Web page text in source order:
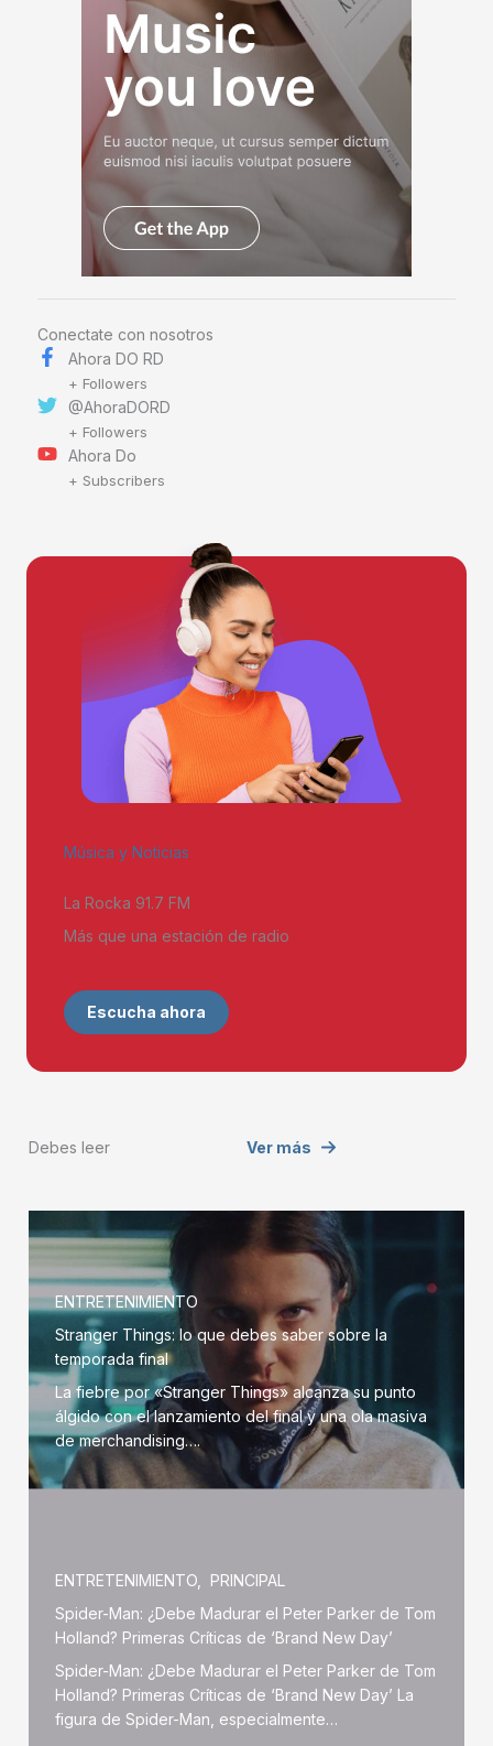
Conectate con nosotros
Ahora DO RD
+ Followers
@AhoraDORD
+ Followers
Ahora Do
+ Subscribers
Música y Noticias
La Rocka 91.7 FM
Más que una estación de radio
Escucha ahora
Debes leer Ver más
ENTRETENIMIENTO
Stranger Things: lo que debes saber sobre la
temporada final
La fiebre por «Stranger Things» alcanza su punto
álgido con el lanzamiento del final y una ola masiva
de merchandising….
ENTRETENIMIENTO
PRINCIPAL
Spider-Man: ¿Debe Madurar el Peter Parker de Tom
Holland? Primeras Críticas de ‘Brand New Day’
Spider-Man: ¿Debe Madurar el Peter Parker de Tom
Holland? Primeras Críticas de ‘Brand New Day’ La
figura de Spider-Man, especialmente…